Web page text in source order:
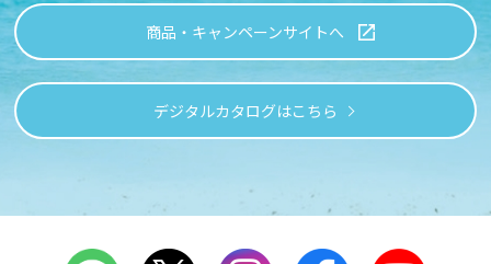
商品・キャンペーンサイトへ
デジタルカタログはこちら